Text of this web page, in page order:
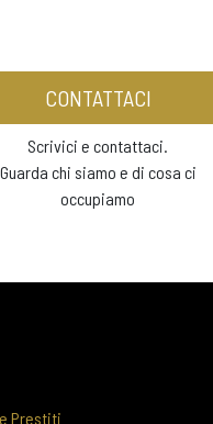
CONTATTACI
Scrivici e contattaci.
Guarda chi siamo e di cosa ci
occupiamo
Prestiti